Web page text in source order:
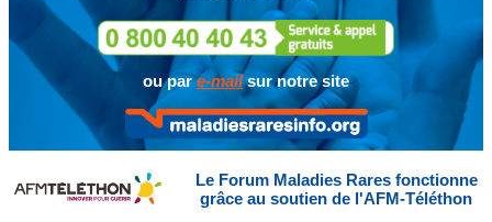
ou pare-mailsur notre site
Le Forum Maladies Rares fonctionne
grâce au soutien de l'AFM-Téléthon